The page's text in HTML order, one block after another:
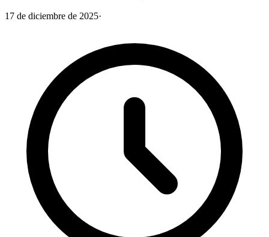
17 de diciembre de 2025·